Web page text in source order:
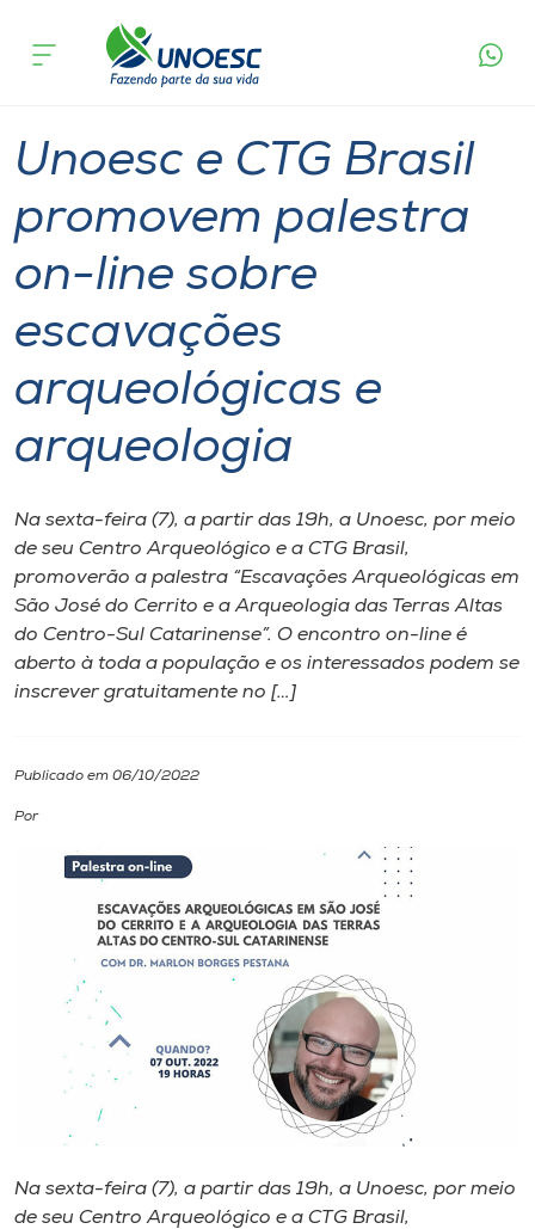
Cursos
Atendimento ao Estudante
Portal de Ensino
Unoesc
Internacionalização
I.nova
Diplomados
Biblioteca
Rádio
Museu
Unoesc
Store
acontece
Unoesc e CTG Brasil
promovem palestra
on-line sobre
escavações
arqueológicas e
arqueologia
Na sexta-feira (7), a partir das 19h, a Unoesc, por meio
de seu Centro Arqueológico e a CTG Brasil,
promoverão a palestra “Escavações Arqueológicas em
São José do Cerrito e a Arqueologia das Terras Altas
do Centro-Sul Catarinense”. O encontro on-line é
aberto à toda a população e os interessados podem se
inscrever gratuitamente no […]
Publicado em 06/10/2022
Por
Na sexta-feira (7), a partir das 19h, a Unoesc, por meio
de seu Centro Arqueológico e a CTG Brasil,